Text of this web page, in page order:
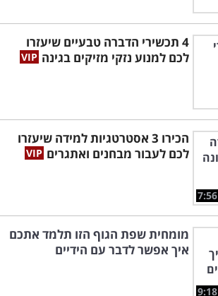
4 תכשירי הדברה טבעיים שיעזרו
לכם למנוע נזקי מזיקים בגינה
7:56
הכירו 3 אסטרטגיות למידה שיעזרו
לכם לעבור מבחנים ואתגרים
9:18
מומחית שפת הגוף הזו תלמד אתכם
איך אפשר לדבר עם הידיים